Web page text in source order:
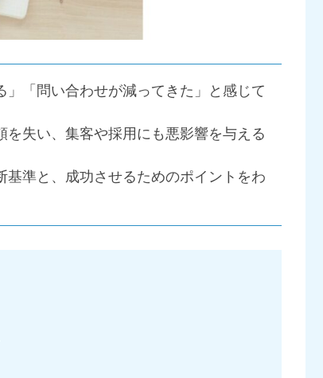
「問い合わせが減ってきた」と感じて
失い、集客や採用にも悪影響を与える
準と、成功させるためのポイントをわ